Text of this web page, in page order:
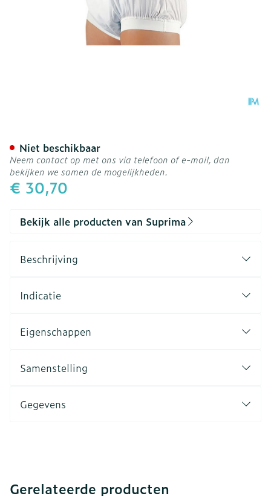
€ 30,70
Niet beschikbaar
Neem contact op met ons via telefoon of e-mail, dan
bekijken we samen de mogelijkheden.
Bekijk alle producten van Suprima
Beschrijving
Indicatie
Eigenschappen
Samenstelling
Gegevens
Gerelateerde producten